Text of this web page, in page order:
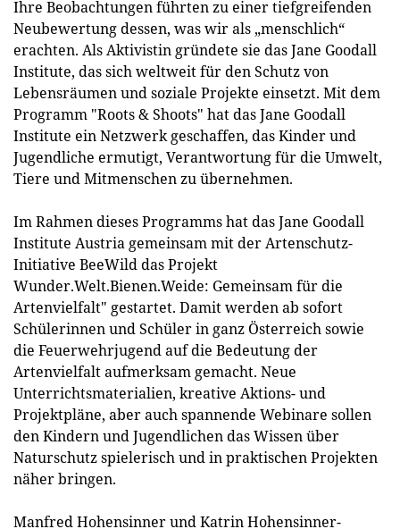
Ihre Beobachtungen führten zu einer tiefgreifenden
Neubewertung dessen, was wir als „menschlich“
erachten. Als Aktivistin gründete sie das Jane Goodall
Institute, das sich weltweit für den Schutz von
Lebensräumen und soziale Projekte einsetzt. Mit dem
Programm "Roots & Shoots" hat das Jane Goodall
Institute ein Netzwerk geschaffen, das Kinder und
Jugendliche ermutigt, Verantwortung für die Umwelt,
Tiere und Mitmenschen zu übernehmen.
Im Rahmen dieses Programms hat das Jane Goodall
Institute Austria gemeinsam mit der Artenschutz-
Initiative BeeWild das Projekt
Wunder.Welt.Bienen.Weide: Gemeinsam für die
Artenvielfalt" gestartet. Damit werden ab sofort
Schülerinnen und Schüler in ganz Österreich sowie
die Feuerwehrjugend auf die Bedeutung der
Artenvielfalt aufmerksam gemacht. Neue
Unterrichtsmaterialien, kreative Aktions- und
Projektpläne, aber auch spannende Webinare sollen
den Kindern und Jugendlichen das Wissen über
Naturschutz spielerisch und in praktischen Projekten
näher bringen.
Manfred Hohensinner und Katrin Hohensinner-